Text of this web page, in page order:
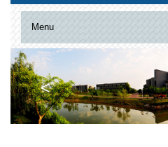
Menu
<